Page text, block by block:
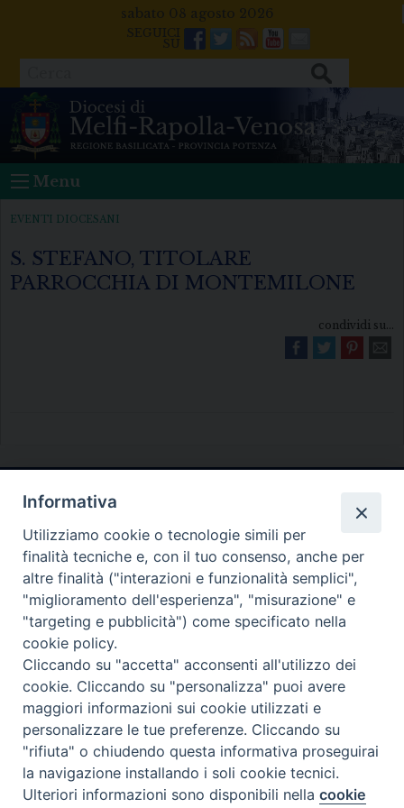
sabato 08 agosto 2026
Facebook
Twitter
FeedsYoutube
Mail
Menu
EVENTI DIOCESANI
S. STEFANO, TITOLARE
PARROCCHIA DI MONTEMILONE
condividi su...
Diocesi di Melfi Rapolla Venosa
• Largo Duomo, 12 - 85025 MELFI (PZ) •
Tel. 0972238604
PEC ufficiale della Diocesi:
diocesi.melfi_rapolla_venosa@legalmail.it
Preferenze Cookie
Informativa
Utilizziamo cookie o tecnologie simili per
finalità tecniche e, con il tuo consenso, anche per
altre finalità ("interazioni e funzionalità semplici",
"miglioramento dell'esperienza", "misurazione" e
"targeting e pubblicità") come specificato nella
cookie policy.
Cliccando su "accetta" acconsenti all'utilizzo dei
cookie. Cliccando su "personalizza" puoi avere
maggiori informazioni sui cookie utilizzati e
personalizzare le tue preferenze. Cliccando su
"rifiuta" o chiudendo questa informativa proseguirai
la navigazione installando i soli cookie tecnici.
Ulteriori informazioni sono disponibili nellacookie